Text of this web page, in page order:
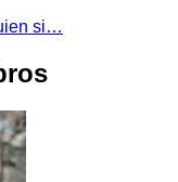
si…